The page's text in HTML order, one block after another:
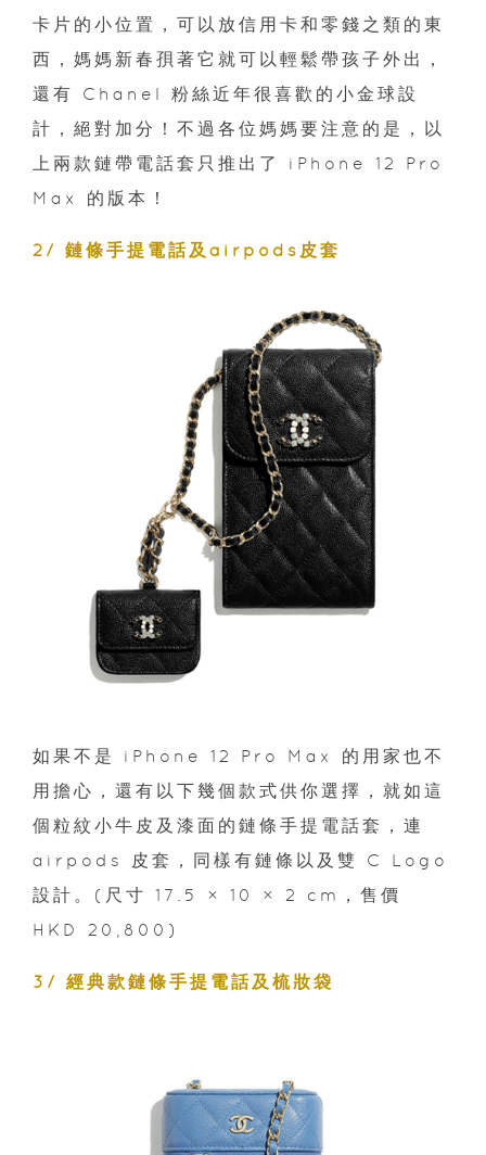
卡片的小位置，可以放信用卡和零錢之類的東
西，媽媽新春孭著它就可以輕鬆帶孩子外出，
還有 Chanel 粉絲近年很喜歡的小金球設
計，絕對加分！不過各位媽媽要注意的是，以
上兩款鏈帶電話套只推出了 iPhone 12 Pro
Max 的版本！
2/ 鏈條手提電話及airpods皮套
如果不是 iPhone 12 Pro Max 的用家也不
用擔心，還有以下幾個款式供你選擇，就如這
個粒紋小牛皮及漆面的鏈條手提電話套，連
airpods 皮套，同樣有鏈條以及雙 C Logo
設計。(尺寸 17.5 × 10 × 2 cm，售價
HKD 20,800)
3/ 經典款鏈條手提電話及梳妝袋